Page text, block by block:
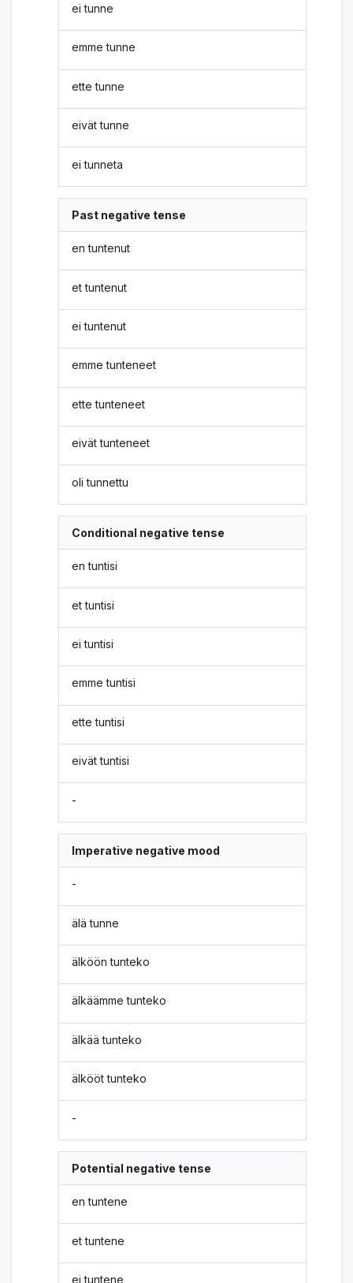
ei tunne
emme tunne
ette tunne
eivät tunne
ei tunneta
Past negative tense
en tuntenut
et tuntenut
ei tuntenut
emme tunteneet
ette tunteneet
eivät tunteneet
oli tunnettu
Conditional negative tense
en tuntisi
et tuntisi
ei tuntisi
emme tuntisi
ette tuntisi
eivät tuntisi
-
Imperative negative mood
-
älä tunne
älköön tunteko
älkäämme tunteko
älkää tunteko
älkööt tunteko
-
Potential negative tense
en tuntene
et tuntene
ei tuntene